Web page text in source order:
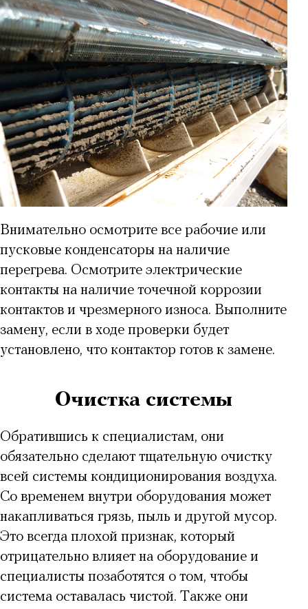
Внимательно осмотрите все рабочие или
пусковые конденсаторы на наличие
перегрева. Осмотрите электрические
контакты на наличие точечной коррозии
контактов и чрезмерного износа. Выполните
замену, если в ходе проверки будет
установлено, что контактор готов к замене.
Очистка системы
Обратившись к специалистам, они
обязательно сделают тщательную очистку
всей системы кондиционирования воздуха.
Со временем внутри оборудования может
накапливаться грязь, пыль и другой мусор.
Это всегда плохой признак, который
отрицательно влияет на оборудование и
специалисты позаботятся о том, чтобы
система оставалась чистой. Также они